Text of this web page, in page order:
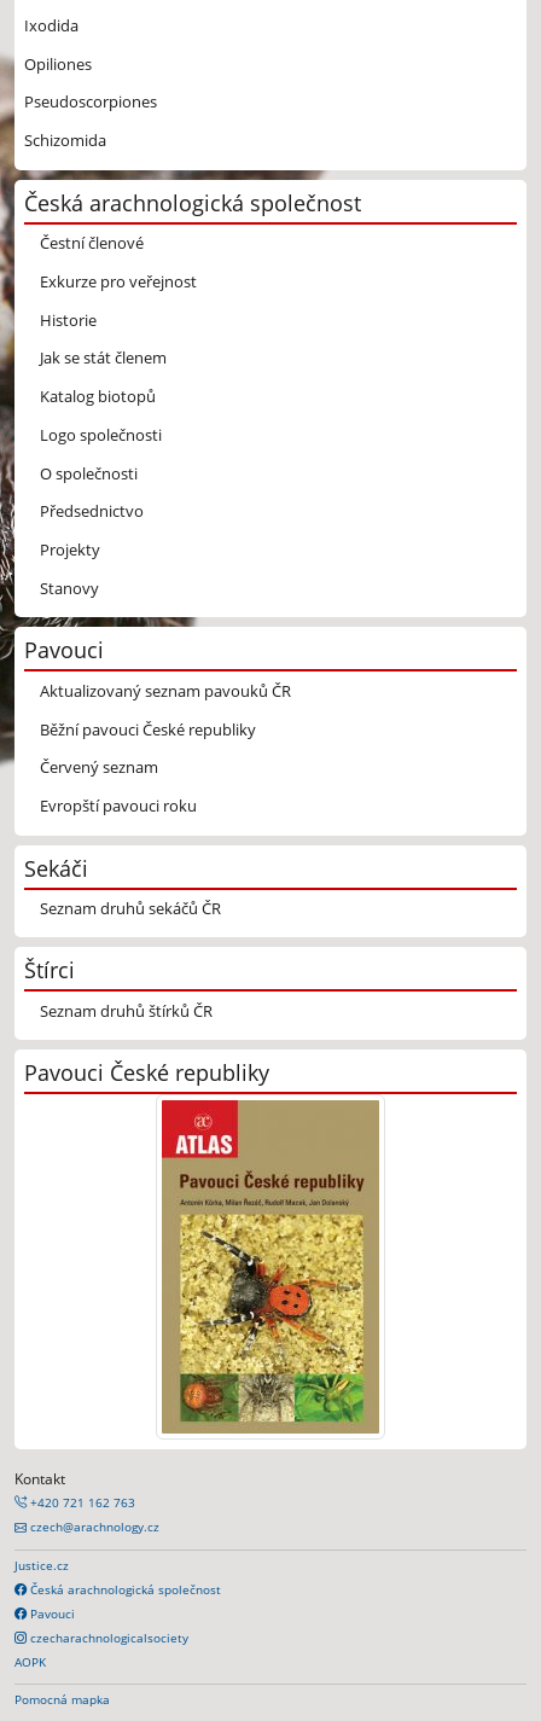
Ixodida
Opiliones
Pseudoscorpiones
Schizomida
Česká arachnologická společnost
Čestní členové
Exkurze pro veřejnost
Historie
Jak se stát členem
Katalog biotopů
Logo společnosti
O společnosti
Předsednictvo
Projekty
Stanovy
Pavouci
Aktualizovaný seznam pavouků ČR
Běžní pavouci České republiky
Červený seznam
Evropští pavouci roku
Sekáči
Seznam druhů sekáčů ČR
Štírci
Seznam druhů štírků ČR
Pavouci České republiky
Kontakt
+420 721 162 763
czech@arachnology.cz
Justice.cz
Česká arachnologická společnost
Pavouci
czecharachnologicalsociety
AOPK
Pomocná mapka